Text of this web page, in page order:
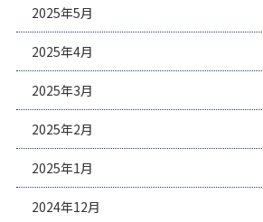
2025年5月
2025年4月
2025年3月
2025年2月
2025年1月
2024年12月